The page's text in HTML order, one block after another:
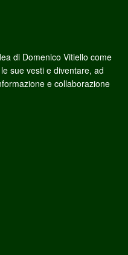
di Domenico Vitiello come
sue vesti e diventare, ad
e collaborazione